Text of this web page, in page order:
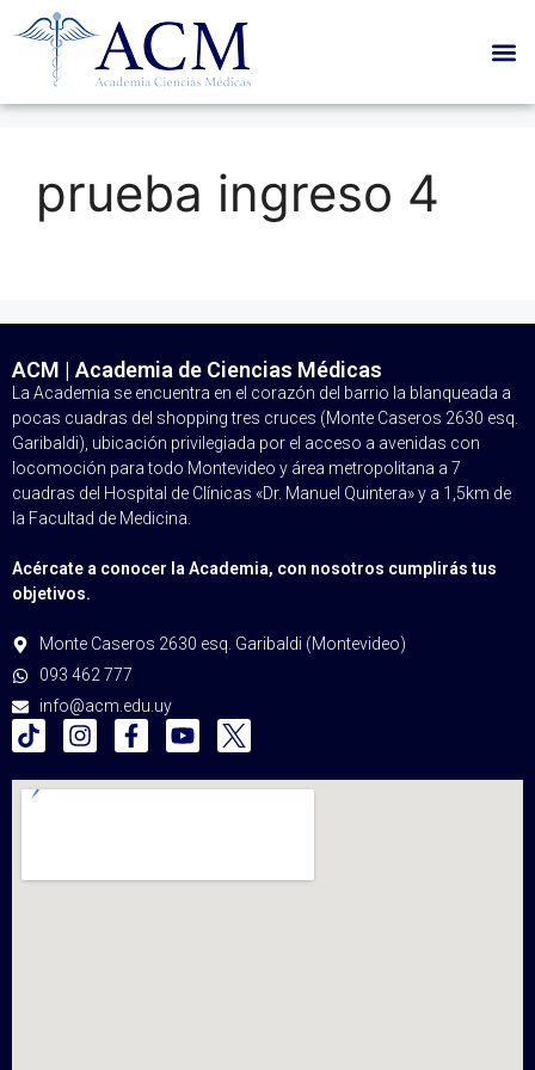
prueba ingreso 4
ACM | Academia de Ciencias Médicas
La Academia se encuentra en el corazón del barrio la blanqueada a
pocas cuadras del shopping tres cruces (Monte Caseros 2630 esq.
Garibaldi), ubicación privilegiada por el acceso a avenidas con
locomoción para todo Montevideo y área metropolitana a 7
cuadras del Hospital de Clínicas «Dr. Manuel Quintera» y a 1,5km de
la Facultad de Medicina.
Acércate a conocer la Academia, con nosotros cumplirás tus
objetivos.
Monte Caseros 2630 esq. Garibaldi (Montevideo)
093 462 777
info@acm.edu.uy